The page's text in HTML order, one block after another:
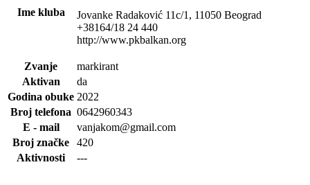
Ime kluba
Jovanke Radaković 11c/1, 11050 Beograd
+38164/18 24 440
http://www.pkbalkan.org
Zvanje
markirant
Aktivan
da
Godina obuke 2022
Broj telefona 0642960343
E - mail
vanjakom@gmail.com
Broj značke
420
Aktivnosti
---